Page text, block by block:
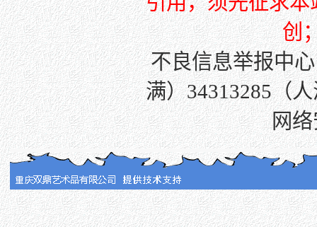
创
不良信息举报中心
满）34313285（
网